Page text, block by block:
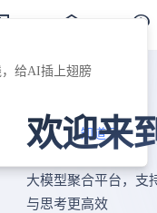
欢迎来
大模型聚合平台，支
与思考更高效
给AI插上翅膀
知道了